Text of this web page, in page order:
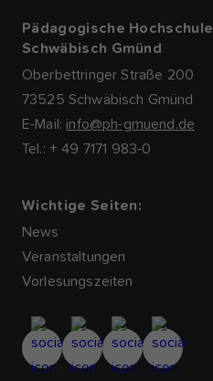
Pädagogische Hochschule
Schwäbisch Gmünd
Oberbettringer Straße 200
73525 Schwäbisch Gmünd
E-Mail: info@ph-gmuend.de
Tel.: + 49 7171 983-0
Wichtige Seiten:
News
Veranstaltungen
Vorlesungszeiten